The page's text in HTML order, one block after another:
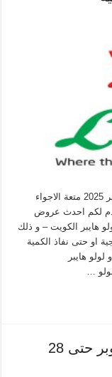
عروض لولو الكويت اليوم 23 اكتوبر حتى 15 نوفمبر 2025 متعة الاجواء
لكم احدث عروض
هايبر الكويت – و ذلك
الاجواء الخارجية او حتى نفاذ الكمية
هايبر
…
عروض لولو الكويت اليوم 22 اكتوبر حتى 28